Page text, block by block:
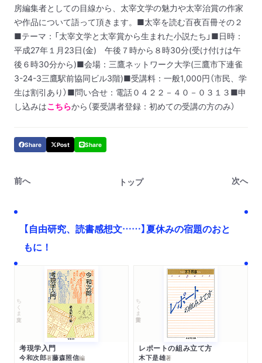
房編集者としての目線から、太宰文学の魅力や太宰治賞の作家
や作品について語って頂きます。 ■太宰を読む百夜百冊その２
■テーマ：「太宰文学と太宰賞から生まれた小説たち」 ■日時：
平成27年１月23日(金) 午後７時から８時30分(受け付けは午
後６時30分から)■会場：三鷹ネットワーク大学(三鷹市下連雀
3-24-3三鷹駅前協同ビル3階)■受講料：一般1,000円（市民、学
生は割引あり） ■問い合せ：電話０４２２－４０－０３１３ ■申
し込みはこちらから（要受講者登録：初めての受講の方のみ）
Share Post Share
前へ トップ 次へ
【自由研究、読書感想文……】夏休みの宿題のおと
もに！
ちくま文庫
考現学入門
今和次郎著藤森照信編
ちくま学芸文庫
レポートの組み立て方
木下是雄著